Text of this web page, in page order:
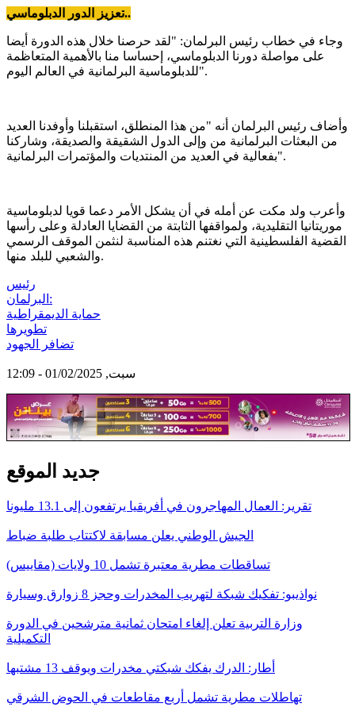
تعزيز الدور الدبلوماسي..
وجاء في خطاب رئيس البرلمان: "لقد حرصنا خلال هذه الدورة أيضا
على مواصلة دورنا الدبلوماسي، إحساسا منا بالأهمية المتعاظمة
للدبلوماسية البرلمانية في العالم اليوم".
وأضاف رئيس البرلمان أنه "من هذا المنطلق، استقبلنا وأوفدنا العديد
من البعثات البرلمانية من وإلى الدول الشقيقة والصديقة، وشاركنا
بفعالية في العديد من المنتديات والمؤتمرات البرلمانية".
وأعرب ولد مكت عن أمله في أن يشكل الأمر دعما قويا لدبلوماسية
موريتانيا التقليدية، ولمواقفها الثابتة من القضايا العادلة وعلى رأسها
القضية الفلسطينية التي نغتنم هذه المناسبة لنثمن الموقف الرسمي
والشعبي للبلد منها.
رئيس
البرلمان:
حماية الديمقراطية
تطويرها
تضافر الجهود
سبت, 01/02/2025 - 12:09
جديد الموقع
تقرير: العمال المهاجرون في أفريقيا يرتفعون إلى 13.1 مليونا
الجيش الوطني يعلن مسابقة لاكتتاب طلبة ضباط
تساقطات مطرية معتبرة تشمل 10 ولايات (مقاييس)
نواذيبو: تفكيك شبكة لتهريب المخدرات وحجز 8 زوارق وسيارة
وزارة التربية تعلن إلغاء امتحان ثمانية مترشحين في الدورة
التكميلية
أطار: الدرك يفكك شبكتي مخدرات ويوقف 13 مشتبها
تهاطلات مطرية تشمل أربع مقاطعات في الحوض الشرقي